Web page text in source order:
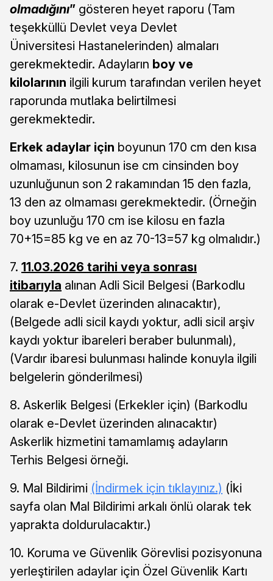
olmadığını” gösteren heyet raporu (Tam
teşekküllü Devlet veya Devlet
Üniversitesi Hastanelerinden) almaları
gerekmektedir. Adayların boy ve
kilolarının ilgili kurum tarafından verilen heyet
raporunda mutlaka belirtilmesi
gerekmektedir.
Erkek adaylar için boyunun 170 cm den kısa
olmaması, kilosunun ise cm cinsinden boy
uzunluğunun son 2 rakamından 15 den fazla,
13 den az olmaması gerekmektedir. (Örneğin
boy uzunluğu 170 cm ise kilosu en fazla
70+15=85 kg ve en az 70-13=57 kg olmalıdır.)
7. 11.03.2026 tarihi veya sonrası
itibarıyla alınan Adli Sicil Belgesi (Barkodlu
olarak e-Devlet üzerinden alınacaktır),
(Belgede adli sicil kaydı yoktur, adli sicil arşiv
kaydı yoktur ibareleri beraber bulunmalı),
(Vardır ibaresi bulunması halinde konuyla ilgili
belgelerin gönderilmesi)
8. Askerlik Belgesi (Erkekler için) (Barkodlu
olarak e-Devlet üzerinden alınacaktır)
Askerlik hizmetini tamamlamış adayların
Terhis Belgesi örneği.
9. Mal Bildirimi (İndirmek için tıklayınız.) (İki
sayfa olan Mal Bildirimi arkalı önlü olarak tek
yaprakta doldurulacaktır.)
10. Koruma ve Güvenlik Görevlisi pozisyonuna
yerleştirilen adaylar için Özel Güvenlik Kartı